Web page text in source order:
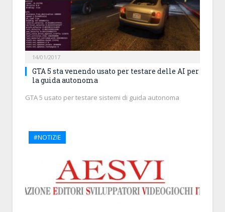
14/01/2017
GTA 5 sta venendo usato per testare delle AI per
la guida autonoma
GTA 5 usato per testare sistemi di guida autonoma
#NOTIZIE